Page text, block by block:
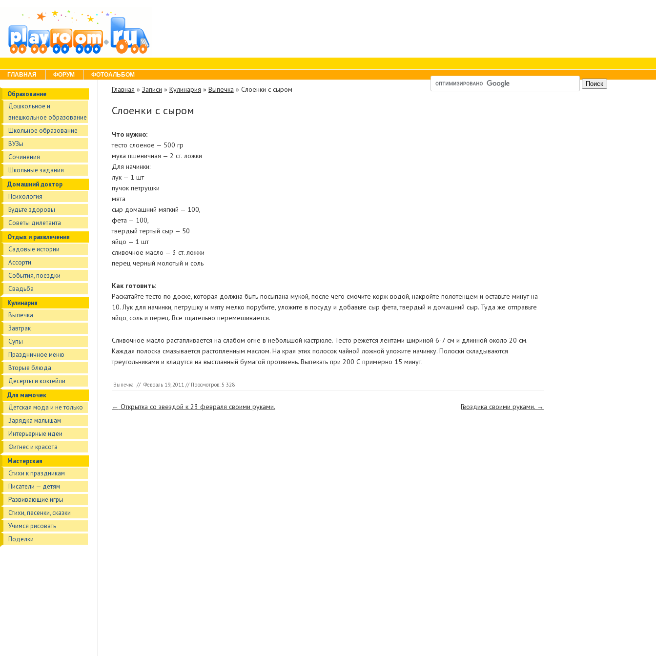
Menu
Skip to content
ГЛАВНАЯ ФОРУМ ФОТОАЛЬБОМ
Образование
Дошкольное и
внешкольное образование
Школьное образование
ВУЗы
Сочинения
Школьные задания
Домашний доктор
Психология
Будьте здоровы
Советы дилетанта
Отдых и развлечения
Садовые истории
Ассорти
События, поездки
Свадьба
Кулинария
Выпечка
Завтрак
Супы
Праздничное меню
Вторые блюда
Десерты и коктейли
Для мамочек
Детская мода и не только
Зарядка малышам
Интерьерные идеи
Фитнес и красота
Мастерская
Стихи к праздникам
Писатели — детям
Развивающие игры
Стихи, песенки, сказки
Учимся рисовать
Поделки
Главная » Записи » Кулинария » Выпечка » Слоенки с сыром
Слоенки с сыром
Что нужно:
тесто слоеное — 500 гр
мука пшеничная — 2 ст. ложки
Для начинки:
лук — 1 шт
пучок петрушки
мята
сыр домашний мягкий — 100,
фета — 100,
твердый тертый сыр — 50
яйцо — 1 шт
сливочное масло — 3 ст. ложки
перец черный молотый и соль
Как готовить:
Раскатайте тесто по доске, которая должна быть посыпана мукой, после чего смочите корж водой, накройте полотенцем и оставьте минут на
10. Лук для начинки, петрушку и мяту мелко порубите, уложите в посуду и добавьте сыр фета, твердый и домашний сыр. Туда же отправьте
яйцо, соль и перец. Все тщательно перемешивается.
Сливочное масло растапливается на слабом огне в небольшой кастрюле. Тесто режется лентами шириной 6-7 см и длинной около 20 см.
Каждая полоска смазывается растопленным маслом. На края этих полосок чайной ложной уложите начинку. Полоски складываются
треугольниками и кладутся на выстланный бумагой противень. Выпекать при 200 С примерно 15 минут.
Выпечка // Февраль 19, 2011// Просмотров: 5 328
Страницы
← Открытка со звездой к 23 февраля своими руками. Гвоздика своими руками. →